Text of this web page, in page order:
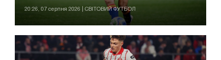
20:26, 07 серпня 2026 | СВІТОВИЙ ФУТБОЛ